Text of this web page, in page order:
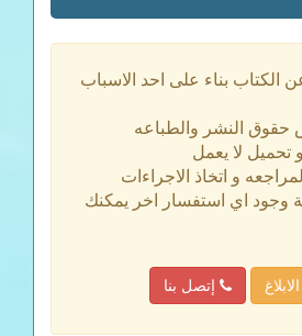
الكتاب بناء على احد الاسباب
و اتخاذ الاجراءات
وجود اي استفسار اخر يمكنك
الابلاغ إتصل بنا